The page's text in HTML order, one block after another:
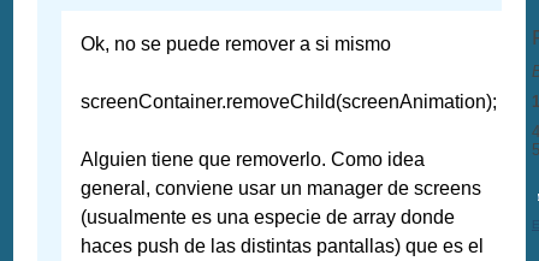
Ok, no se puede remover a si mismo
screenContainer.removeChild(screenAnimation);
Alguien tiene que removerlo. Como idea
general, conviene usar un manager de screens
(usualmente es una especie de array donde
haces push de las distintas pantallas) que es el